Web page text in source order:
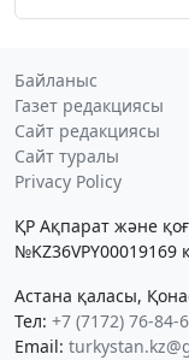
Байланыс
Газет редакциясы
Сайт редакциясы
Сайт туралы
Privacy Policy
ҚР Ақпарат және
№KZ36VPY00019169
Астана қаласы,
Тел: +7 (7172) 76-84-
Email: